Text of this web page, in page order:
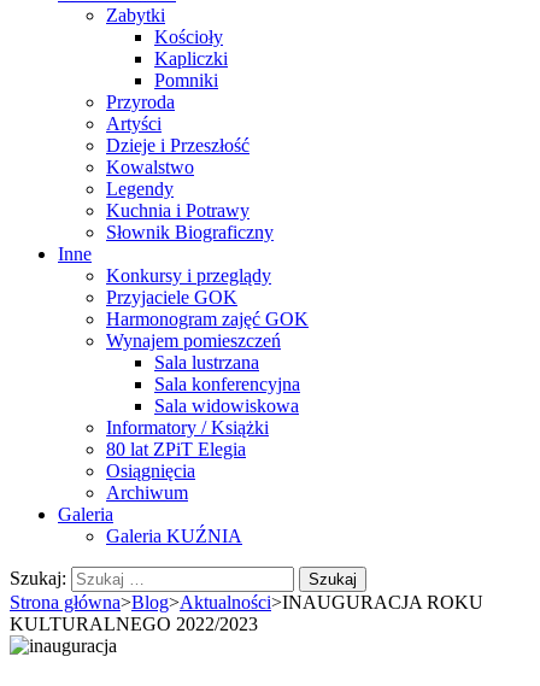
Zabytki
Kościoły
Kapliczki
Pomniki
Przyroda
Artyści
Dzieje i Przeszłość
Kowalstwo
Legendy
Kuchnia i Potrawy
Słownik Biograficzny
Inne
Konkursy i przeglądy
Przyjaciele GOK
Harmonogram zajęć GOK
Wynajem pomieszczeń
Sala lustrzana
Sala konferencyjna
Sala widowiskowa
Informatory / Książki
80 lat ZPiT Elegia
Osiągnięcia
Archiwum
Galeria
Galeria KUŹNIA
Szukaj:
Strona główna>Blog>Aktualności>INAUGURACJA ROKU
KULTURALNEGO 2022/2023